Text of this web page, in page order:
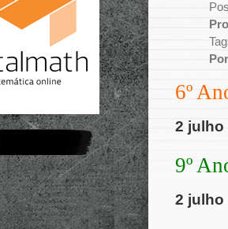
6º
2 julho
9º
2 julho